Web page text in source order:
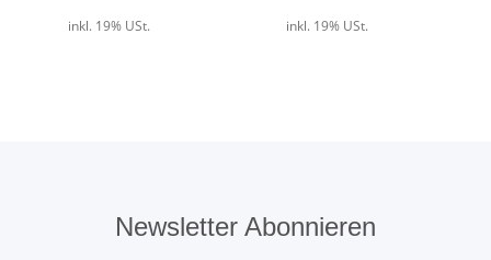
inkl. 19% USt. inkl. 19% USt.
Newsletter Abonnieren